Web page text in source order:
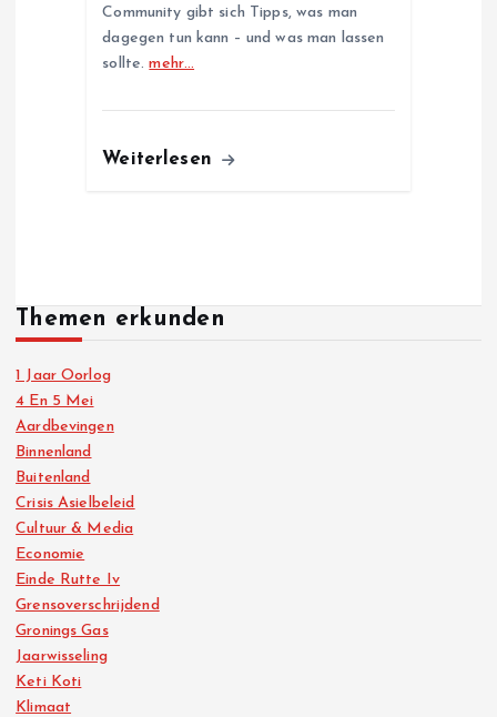
Community gibt sich Tipps, was man
dagegen tun kann – und was man lassen
sollte.mehr…
Weiterlesen
Themen erkunden
1 Jaar Oorlog
4 En 5 Mei
Aardbevingen
Binnenland
Buitenland
Crisis Asielbeleid
Cultuur & Media
Economie
Einde Rutte Iv
Grensoverschrijdend
Gronings Gas
Jaarwisseling
Keti Koti
Klimaat